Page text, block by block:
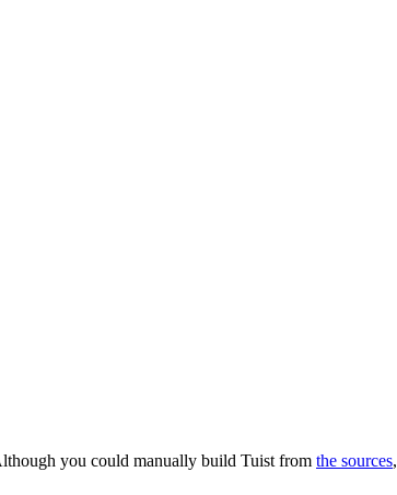
you could manually build Tuist from the sources,